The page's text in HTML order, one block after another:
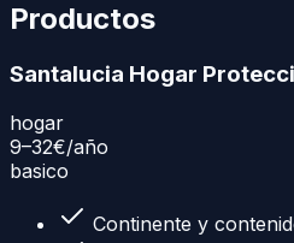
Productos
Santalucia Hogar
hogar
9–32€/año
basico
Continente y